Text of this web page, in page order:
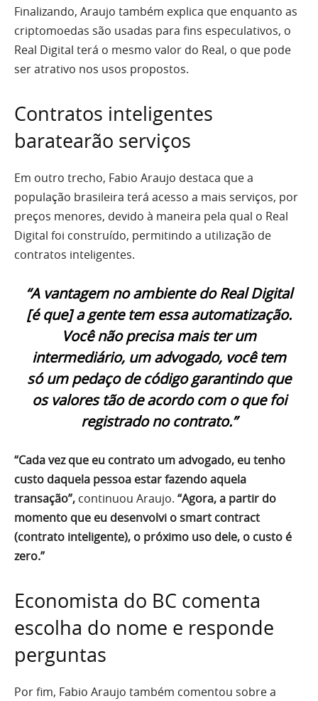
Finalizando, Araujo também explica que enquanto as
criptomoedas são usadas para fins especulativos, o
Real Digital terá o mesmo valor do Real, o que pode
ser atrativo nos usos propostos.
Contratos inteligentes
baratearão serviços
Em outro trecho, Fabio Araujo destaca que a
população brasileira terá acesso a mais serviços, por
preços menores, devido à maneira pela qual o Real
Digital foi construído, permitindo a utilização de
contratos inteligentes.
“A vantagem no ambiente do Real Digital
[é que] a gente tem essa automatização.
Você não precisa mais ter um
intermediário, um advogado, você tem
só um pedaço de código garantindo que
os valores tão de acordo com o que foi
registrado no contrato.”
“Cada vez que eu contrato um advogado, eu tenho
custo daquela pessoa estar fazendo aquela
transação”, continuou Araujo. “Agora, a partir do
momento que eu desenvolvi o smart contract
(contrato inteligente), o próximo uso dele, o custo é
zero.”
Economista do BC comenta
escolha do nome e responde
perguntas
Por fim, Fabio Araujo também comentou sobre a